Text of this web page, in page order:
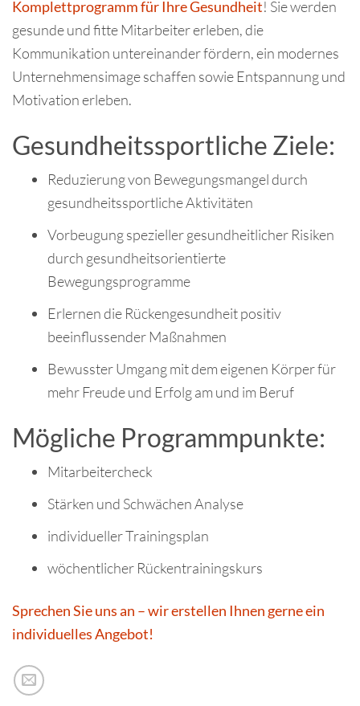
Komplettprogramm für Ihre Gesundheit! Sie werden
gesunde und fitte Mitarbeiter erleben, die
Kommunikation untereinander fördern, ein modernes
Unternehmensimage schaffen sowie Entspannung und
Motivation erleben.
Gesundheitssportliche Ziele:
Reduzierung von Bewegungsmangel durch
gesundheitssportliche Aktivitäten
Vorbeugung spezieller gesundheitlicher Risiken
durch gesundheitsorientierte
Bewegungsprogramme
Erlernen die Rückengesundheit positiv
beeinflussender Maßnahmen
Bewusster Umgang mit dem eigenen Körper für
mehr Freude und Erfolg am und im Beruf
Mögliche Programmpunkte:
Mitarbeitercheck
Stärken und Schwächen Analyse
individueller Trainingsplan
wöchentlicher Rückentrainingskurs
Sprechen Sie uns an – wir erstellen Ihnen gerne ein
individuelles Angebot!